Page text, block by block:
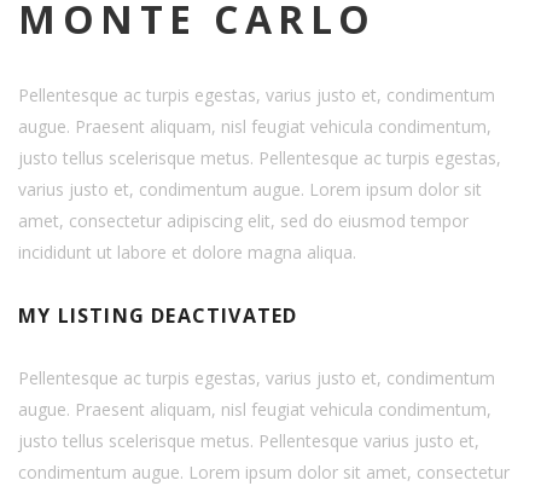
MONTE CARLO
Pellentesque ac turpis egestas, varius justo et, condimentum
augue. Praesent aliquam, nisl feugiat vehicula condimentum,
justo tellus scelerisque metus. Pellentesque ac turpis egestas,
varius justo et, condimentum augue. Lorem ipsum dolor sit
amet, consectetur adipiscing elit, sed do eiusmod tempor
incididunt ut labore et dolore magna aliqua.
MY LISTING DEACTIVATED
Pellentesque ac turpis egestas, varius justo et, condimentum
augue. Praesent aliquam, nisl feugiat vehicula condimentum,
justo tellus scelerisque metus. Pellentesque varius justo et,
condimentum augue. Lorem ipsum dolor sit amet, consectetur